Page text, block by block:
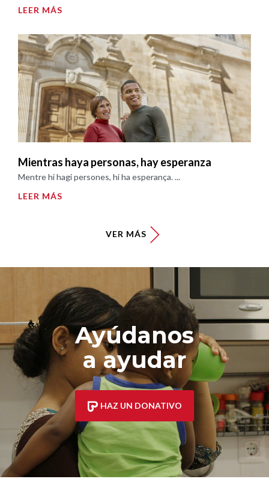
LEER MÁS
Mientras haya personas, hay esperanza
Mentre hi hagi persones, hi ha esperança. ...
LEER MÁS
VER MÁS
Ayúdanos
a ayudar
HAZ UN DONATIVO